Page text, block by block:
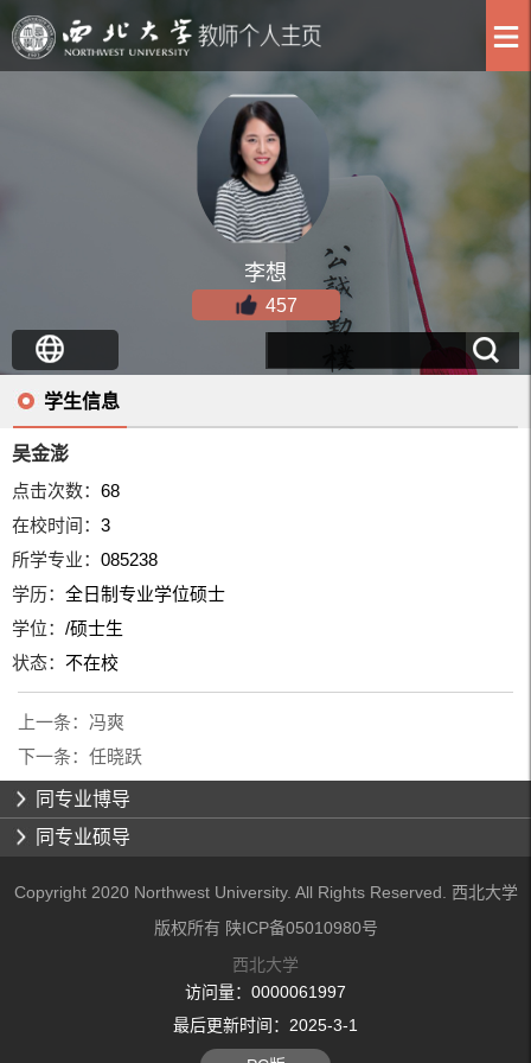
李想
457
学生信息
吴金澎
点击次数：68
在校时间：3
所学专业：085238
学历：全日制专业学位硕士
学位：/硕士生
状态：不在校
上一条： 冯爽
下一条： 任晓跃
同专业博导
同专业硕导
Copyright 2020 Northwest University. All Rights Reserved. 西北大学
版权所有 陕ICP备05010980号
西北大学
访问量： 0000061997
最后更新时间： 2025-3-1